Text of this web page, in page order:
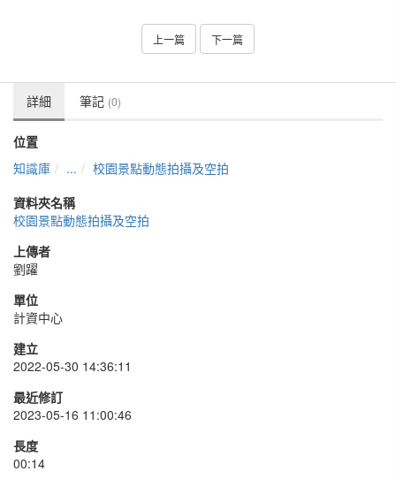
上一篇 下一篇
詳細 筆記 (0)
位置
知識庫
...
校園景點動態拍攝及空拍
資料夾名稱
校園景點動態拍攝及空拍
上傳者
劉躍
單位
計資中心
建立
2022-05-30 14:36:11
最近修訂
2023-05-16 11:00:46
長度
00:14